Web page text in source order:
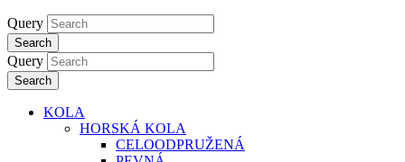
Query
Search
Query
Search
KOLA
HORSKÁ KOLA
CELOODPRUŽENÁ